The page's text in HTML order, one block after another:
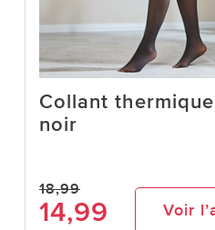
Collant
noir
18,99
14,99 Voir